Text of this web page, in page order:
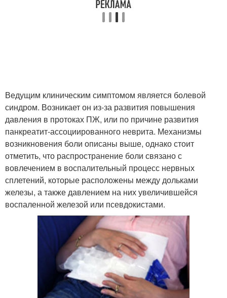
Ведущим клиническим симптомом является болевой
синдром. Возникает он из-за развития повышения
давления в протоках ПЖ, или по причине развития
панкреатит-ассоциированного неврита. Механизмы
возникновения боли описаны выше, однако стоит
отметить, что распространение боли связано с
вовлечением в воспалительный процесс нервных
сплетений, которые расположены между дольками
железы, а также давлением на них увеличившейся
воспаленной железой или псевдокистами.